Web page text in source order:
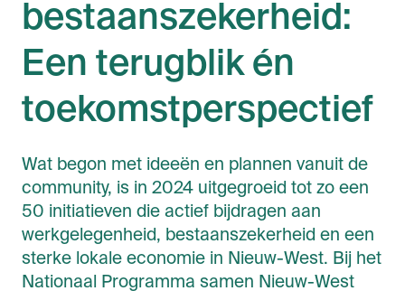
bestaanszekerheid:
Een terugblik én
toekomstperspectief
Wat begon met ideeën en plannen vanuit de
community, is in 2024 uitgegroeid tot zo een
50 initiatieven die actief bijdragen aan
werkgelegenheid, bestaanszekerheid en een
sterke lokale economie in Nieuw-West. Bij het
Nationaal Programma samen Nieuw-West